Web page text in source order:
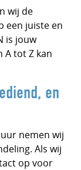
wij de
een juiste en
is jouw
A tot Z kan
en
nemen wij
Als wij
op voor